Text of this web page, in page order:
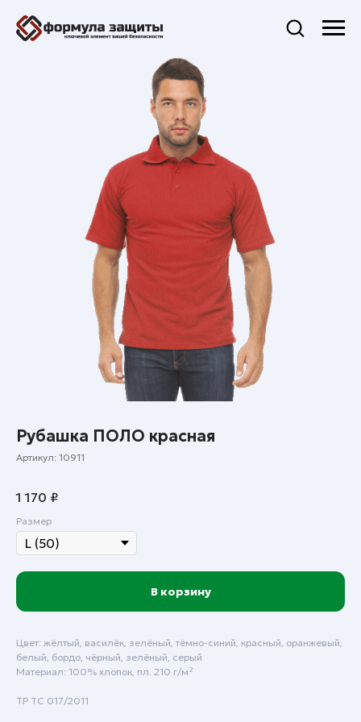
Рубашка ПОЛО красная
Артикул: 10911
1 170 ₽
Размер
В корзину
Цвет: жёлтый, василёк, зелёный, тёмно-синий, красный, оранжевый,
белый, бордо, чёрный, зелёный, серый
Материал: 100% хлопок, пл. 210 г/м²
ТР ТС 017/2011
Сб - Вск: выходной